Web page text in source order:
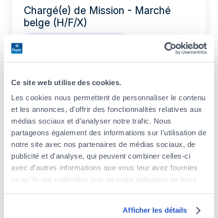
Ce site web utilise des cookies.
Les cookies nous permettent de personnaliser le contenu
et les annonces, d'offrir des fonctionnalités relatives aux
médias sociaux et d'analyser notre trafic. Nous
partageons également des informations sur l'utilisation de
notre site avec nos partenaires de médias sociaux, de
publicité et d'analyse, qui peuvent combiner celles-ci
avec d'autres informations que vous leur avez fournies
ou qu'ils ont collectées lors de votre utilisation de leurs
https://www.foyer.lu/fr/info/information-relative-aux-
Afficher les détails
Chargé(e) de Mission - Marché
belge (H/F/X)
Actuarial Intern (F/M/X)
Legal / Compliance / Risk
Stage
Legal & Compliance Intern (F/M/X)